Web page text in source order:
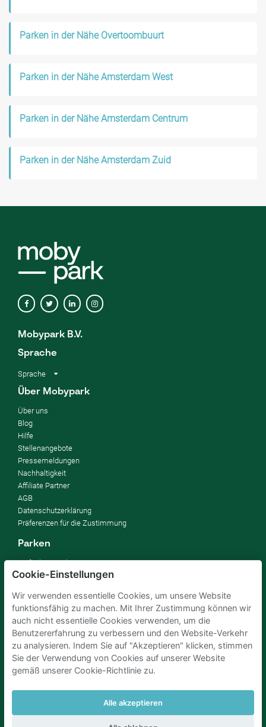
Parken in der Nähe Overtoombuurt
Parken in der Nähe Amsterdam West
Parken in der Nähe Amsterdam Centrum
Parken in der Nähe Amsterdam Zuid
Cookie-Einstellungen
Wir verwenden essentielle Cookies, um unsere Website
funktionsfähig zu machen. Mit Ihrer Zustimmung können wir
auch nicht essentielle Cookies verwenden, um die
Benutzererfahrung zu verbessern und den Website-Verkehr
zu analysieren. Indem Sie auf "Akzeptieren" klicken, stimmen
Sie der Verwendung von Cookies auf unserer Website
gemäß unserer Cookie-Richtlinie zu.
Alle akzeptieren
Mobypark B.V.
Sprache
Sprache
Über Mobypark
Über uns
Blog
Hilfe
Stellenangebote
Pressemeldungen
Nachhaltigkeit
Affiliate Partner
AGB
Datenschutzerklärung
Präferenzen für die Zustimmung
Parken
So funktioniert's
FAQ
Vermieten
Parkplatz vermieten
Für Unternehmen
Verbessern Sie Ihre SDGs
Business-Blog
Parkeren Brussel
Parkplaetze Den Haag
Parken Flughafen Zuerich
Parken flughafen amsterdam